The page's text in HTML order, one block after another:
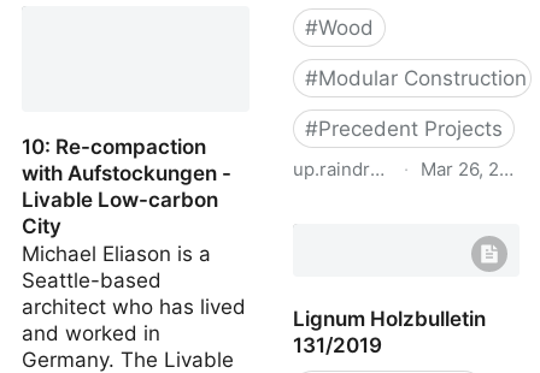
10: Re-compaction
with Aufstockungen -
Livable Low-carbon
City
Michael Eliason is a
Seattle-based
architect who has lived
and worked in
Germany. The Livable
#Wood
#Modular Construction
#Precedent Projects
up.raindrop.io· Mar 26, 2022
Lignum Holzbulletin
131/2019